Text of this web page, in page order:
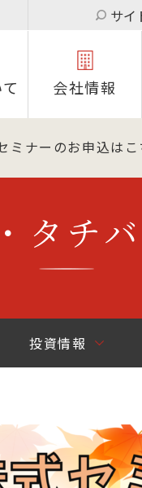
サイ
会社情報
ナーのお申込はこ
タチ
投資情報